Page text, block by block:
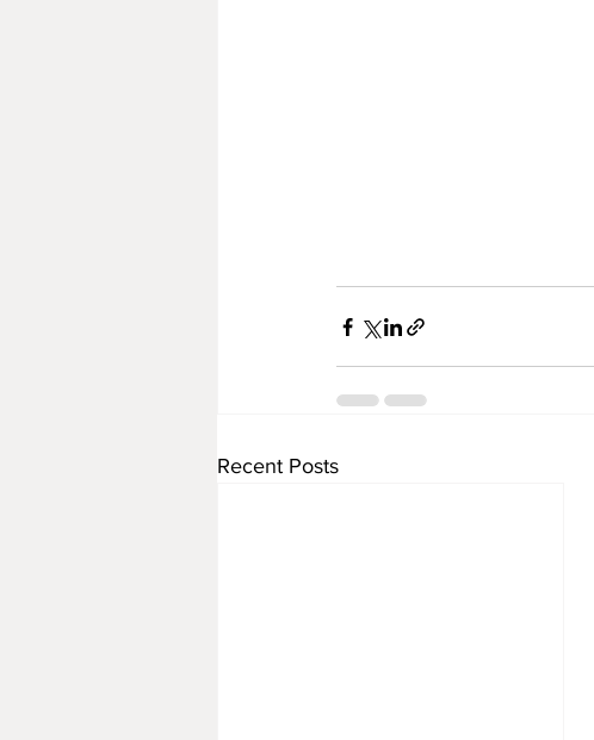
Recent Posts